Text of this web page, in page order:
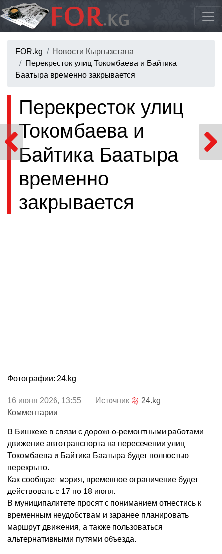
FOR.kg
Новости Кыргызстана
Перекресток улиц Токомбаева и Байтика
Баатыра временно закрывается
Перекресток улиц
Токомбаева и
Байтика Баатыра
временно
закрывается
Фотографии: 24.kg
16 июня 2026, 13:55 Источник
24.kg
Комментарии
В Бишкеке в связи с дорожно-ремонтными работами
движение автотранспорта на пересечении улиц
Токомбаева и Байтика Баатыра будет полностью
перекрыто.
Как сообщает мэрия, временное ограничение будет
действовать с 17 по 18 июня.
В муниципалитете просят с пониманием отнестись к
временным неудобствам и заранее планировать
маршрут движения, а также пользоваться
альтернативными путями объезда.